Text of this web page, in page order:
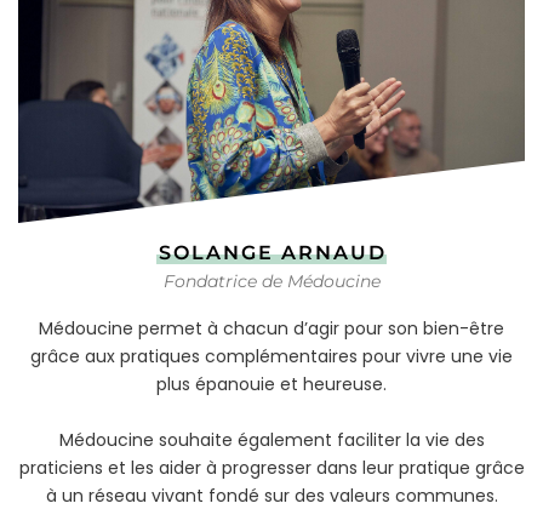
SOLANGE ARNAUD
Fondatrice de Médoucine
Médoucine permet à chacun d’agir pour son bien-être
grâce aux pratiques complémentaires pour vivre une vie
plus épanouie et heureuse.
Médoucine souhaite également faciliter la vie des
praticiens et les aider à progresser dans leur pratique grâce
à un réseau vivant fondé sur des valeurs communes.